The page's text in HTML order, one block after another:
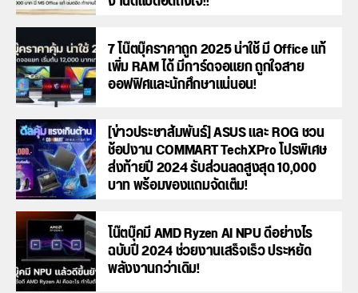
7 โน๊ตบุ๊คราคาถูก 2025 น่าใช้ มี Office แท้
เพิ่ม RAM ได้ มีการ์ดจอแยก ถูกใจสาย
ออฟฟิศและนักศึกษาแน่นอน!
[ข่าวประชาสัมพันธ์] ASUS และ ROG ชวน
ช้อปงาน COMMART TechXPro โปรพิเศษ
ส่งท้ายปี 2024 รับส่วนลดสูงสุด 10,000
บาท พร้อมของแถมจัดเต็ม!
โน๊ตบุ๊คมี AMD Ryzen AI NPU ดีอย่างไร
ฉบับปี 2024 ช่วยงานเสร็จเร็ว ประหยัด
พลังงานกว่าเดิม!